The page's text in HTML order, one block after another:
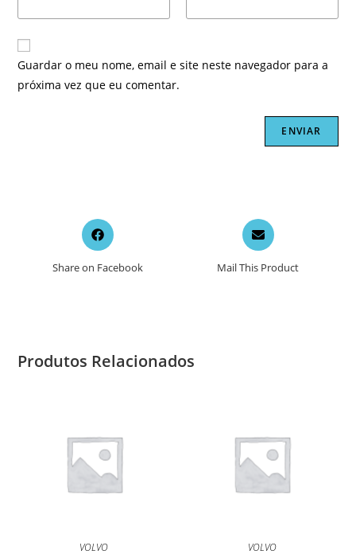
Guardar o meu nome, email e site neste navegador para a
próxima vez que eu comentar.
Opens
in
new
Share on Facebook
Opens
in
a
new
Mail This Product
Produtos Relacionados
VOLVO VOLVO